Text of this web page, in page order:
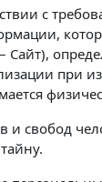
с
Сайт),
при
свобод